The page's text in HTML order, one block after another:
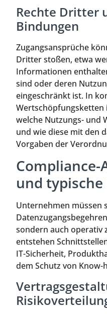
Rechte Dritter
Bindungen
Zugangsansprüche
Dritter stoßen, etwa
Informationen
sind oder deren
eingeschränkt ist. In
Wertschöpfungsketten
welche Nutzungs- und
und wie diese mit den
Vorgaben der
und
Unternehmen müssen
sondern auch operativ
entstehen
IT-Sicherheit,
dem Schutz von Know-